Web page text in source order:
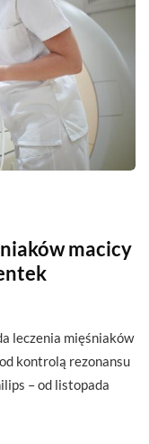
macicy
leczenia mięśniaków
kontrolą rezonansu
– od listopada